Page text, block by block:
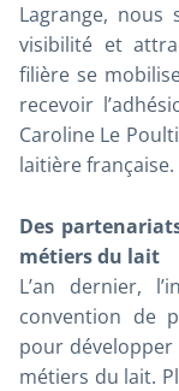
Lagrange,
visibilité et
filière se
recevoir
Caroline Le
laitière française.
Des
métiers du lait
L’an dernier,
convention de
pour développer
métiers du lait.